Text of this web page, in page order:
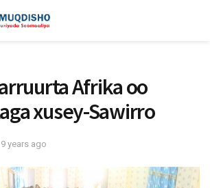
Afrika oo
xusey-Sawirro
9 years ago